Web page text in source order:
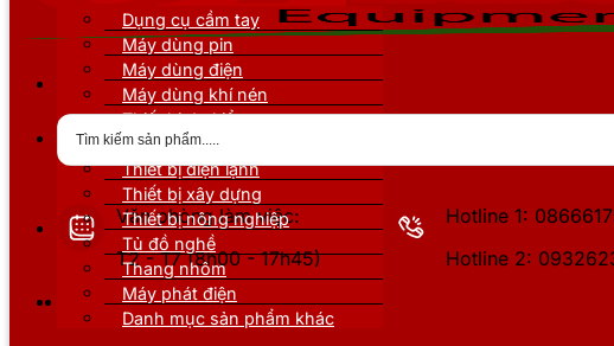
Văn phòng làm việc:
T2 - T7 (8h00 - 17h45)
Hotline 1:
Hotline 2:
Dụng cụ cầm tay
Máy dùng pin
Máy dùng điện
Máy dùng khí nén
Thiết bị đo kiểm
Thiết bị nâng đỡ
Thiết bị điện lạnh
Thiết bị xây dựng
Thiết bị nông nghiệp
Tủ đồ nghề
Thang nhôm
Máy phát điện
Danh mục sản phẩm khác